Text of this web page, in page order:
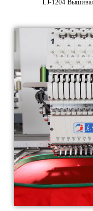
LJ-1204